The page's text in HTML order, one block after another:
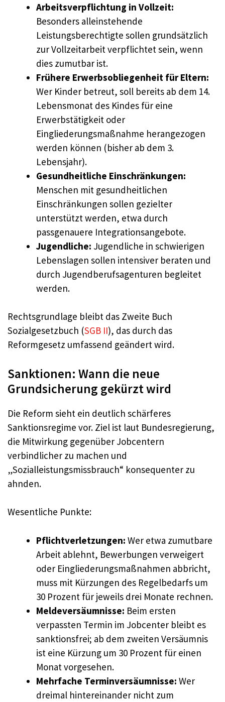
Arbeitsverpflichtung in Vollzeit:
Besonders alleinstehende
Leistungsberechtigte sollen grundsätzlich
zur Vollzeitarbeit verpflichtet sein, wenn
dies zumutbar ist.
Frühere Erwerbsobliegenheit für Eltern:
Wer Kinder betreut, soll bereits ab dem 14.
Lebensmonat des Kindes für eine
Erwerbstätigkeit oder
Eingliederungsmaßnahme herangezogen
werden können (bisher ab dem 3.
Lebensjahr).
Gesundheitliche Einschränkungen:
Menschen mit gesundheitlichen
Einschränkungen sollen gezielter
unterstützt werden, etwa durch
passgenauere Integrationsangebote.
Jugendliche: Jugendliche in schwierigen
Lebenslagen sollen intensiver beraten und
durch Jugendberufsagenturen begleitet
werden.
Rechtsgrundlage bleibt das Zweite Buch
Sozialgesetzbuch (SGB II), das durch das
Reformgesetz umfassend geändert wird.
Sanktionen: Wann die neue
Grundsicherung gekürzt wird
Die Reform sieht ein deutlich schärferes
Sanktionsregime vor. Ziel ist laut Bundesregierung,
die Mitwirkung gegenüber Jobcentern
verbindlicher zu machen und
„Sozialleistungsmissbrauch“ konsequenter zu
ahnden.
Wesentliche Punkte:
Pflichtverletzungen: Wer etwa zumutbare
Arbeit ablehnt, Bewerbungen verweigert
oder Eingliederungsmaßnahmen abbricht,
muss mit Kürzungen des Regelbedarfs um
30 Prozent für jeweils drei Monate rechnen.
Meldeversäumnisse: Beim ersten
verpassten Termin im Jobcenter bleibt es
sanktionsfrei; ab dem zweiten Versäumnis
ist eine Kürzung um 30 Prozent für einen
Monat vorgesehen.
Mehrfache Terminversäumnisse: Wer
dreimal hintereinander nicht zum